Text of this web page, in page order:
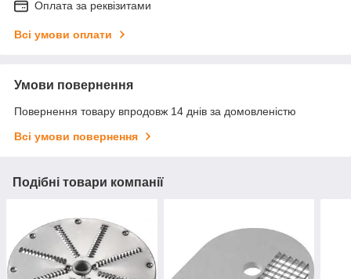
Оплата за реквізитами
Всі умови оплати
Умови повернення
Повернення товару впродовж 14 днів за домовленістю
Всі умови повернення
Подібні товари компанії